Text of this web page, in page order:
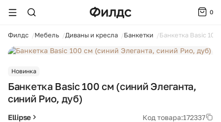
0
Филдс Мебель Диваны и кресла Банкетки Банкетка Basic
Новинка
Банкетка Basic 100 см (синий Элеганта,
синий Рио, дуб)
Ellipse Код товара:172337